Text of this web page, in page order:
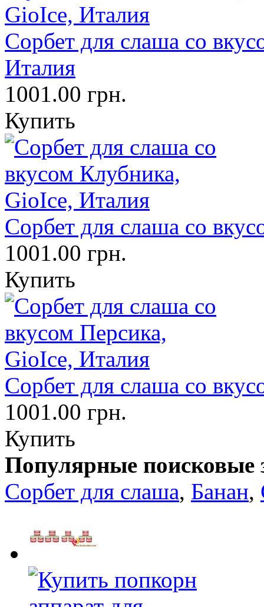
Сорбет для слаша со
Италия
1001.00 грн.
Купить
Сорбет для слаша со
1001.00 грн.
Купить
Сорбет для слаша со
1001.00 грн.
Купить
Популярные поисковые
Сорбет для слаша, Банан,